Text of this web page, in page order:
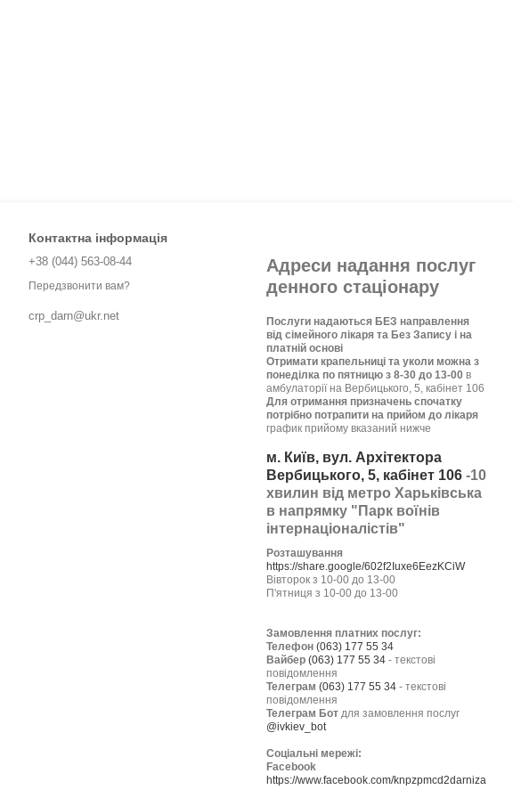
Контактна інформація
+38 (044) 563-08-44
Передзвонити вам?
crp_darn@ukr.net
Адреси надання послуг
денного стаціонару
Послуги надаються БЕЗ направлення
від сімейного лікаря та Без Запису і на
платній основі
Отримати крапельниці та уколи можна з
понеділка по пятницю з 8-30 до 13-00 в
амбулаторії на Вербицького, 5, кабінет 106
Для отримання призначень спочатку
потрібно потрапити на прийом до лікаря
график прийому вказаний нижче
м. Київ, вул. Архітектора
Вербицького, 5, кабінет 106 -10
хвилин від метро Харьківська
в напрямку "Парк воїнів
інтернаціоналістів"
Розташування
https://share.google/602f2Iuxe6EezKCiW
Вівторок з 10-00 до 13-00
П'ятниця з 10-00 до 13-00
Замовлення платних послуг:
Телефон (063) 177 55 34
Вайбер (063) 177 55 34 - текстові
повідомлення
Телеграм (063) 177 55 34 - текстові
повідомлення
Телеграм Бот для замовлення послуг
@ivkiev_bot
Соціальні мережі:
Facebook
https://www.facebook.com/knpzpmcd2darniza